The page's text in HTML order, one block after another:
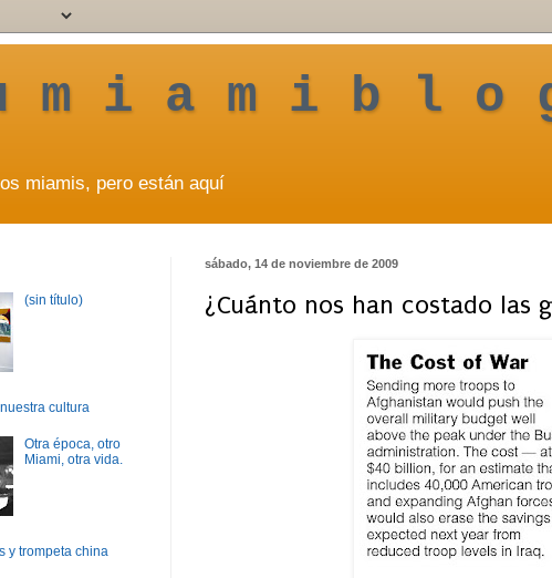
m i a m i b l o
miamis, pero están aquí
sábado, 14 de noviembre de 2009
¿Cuánto nos han costado las
(sin título)
cultura
Otra época, otro
Miami, otra vida.
y trompeta china